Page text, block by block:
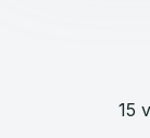
15